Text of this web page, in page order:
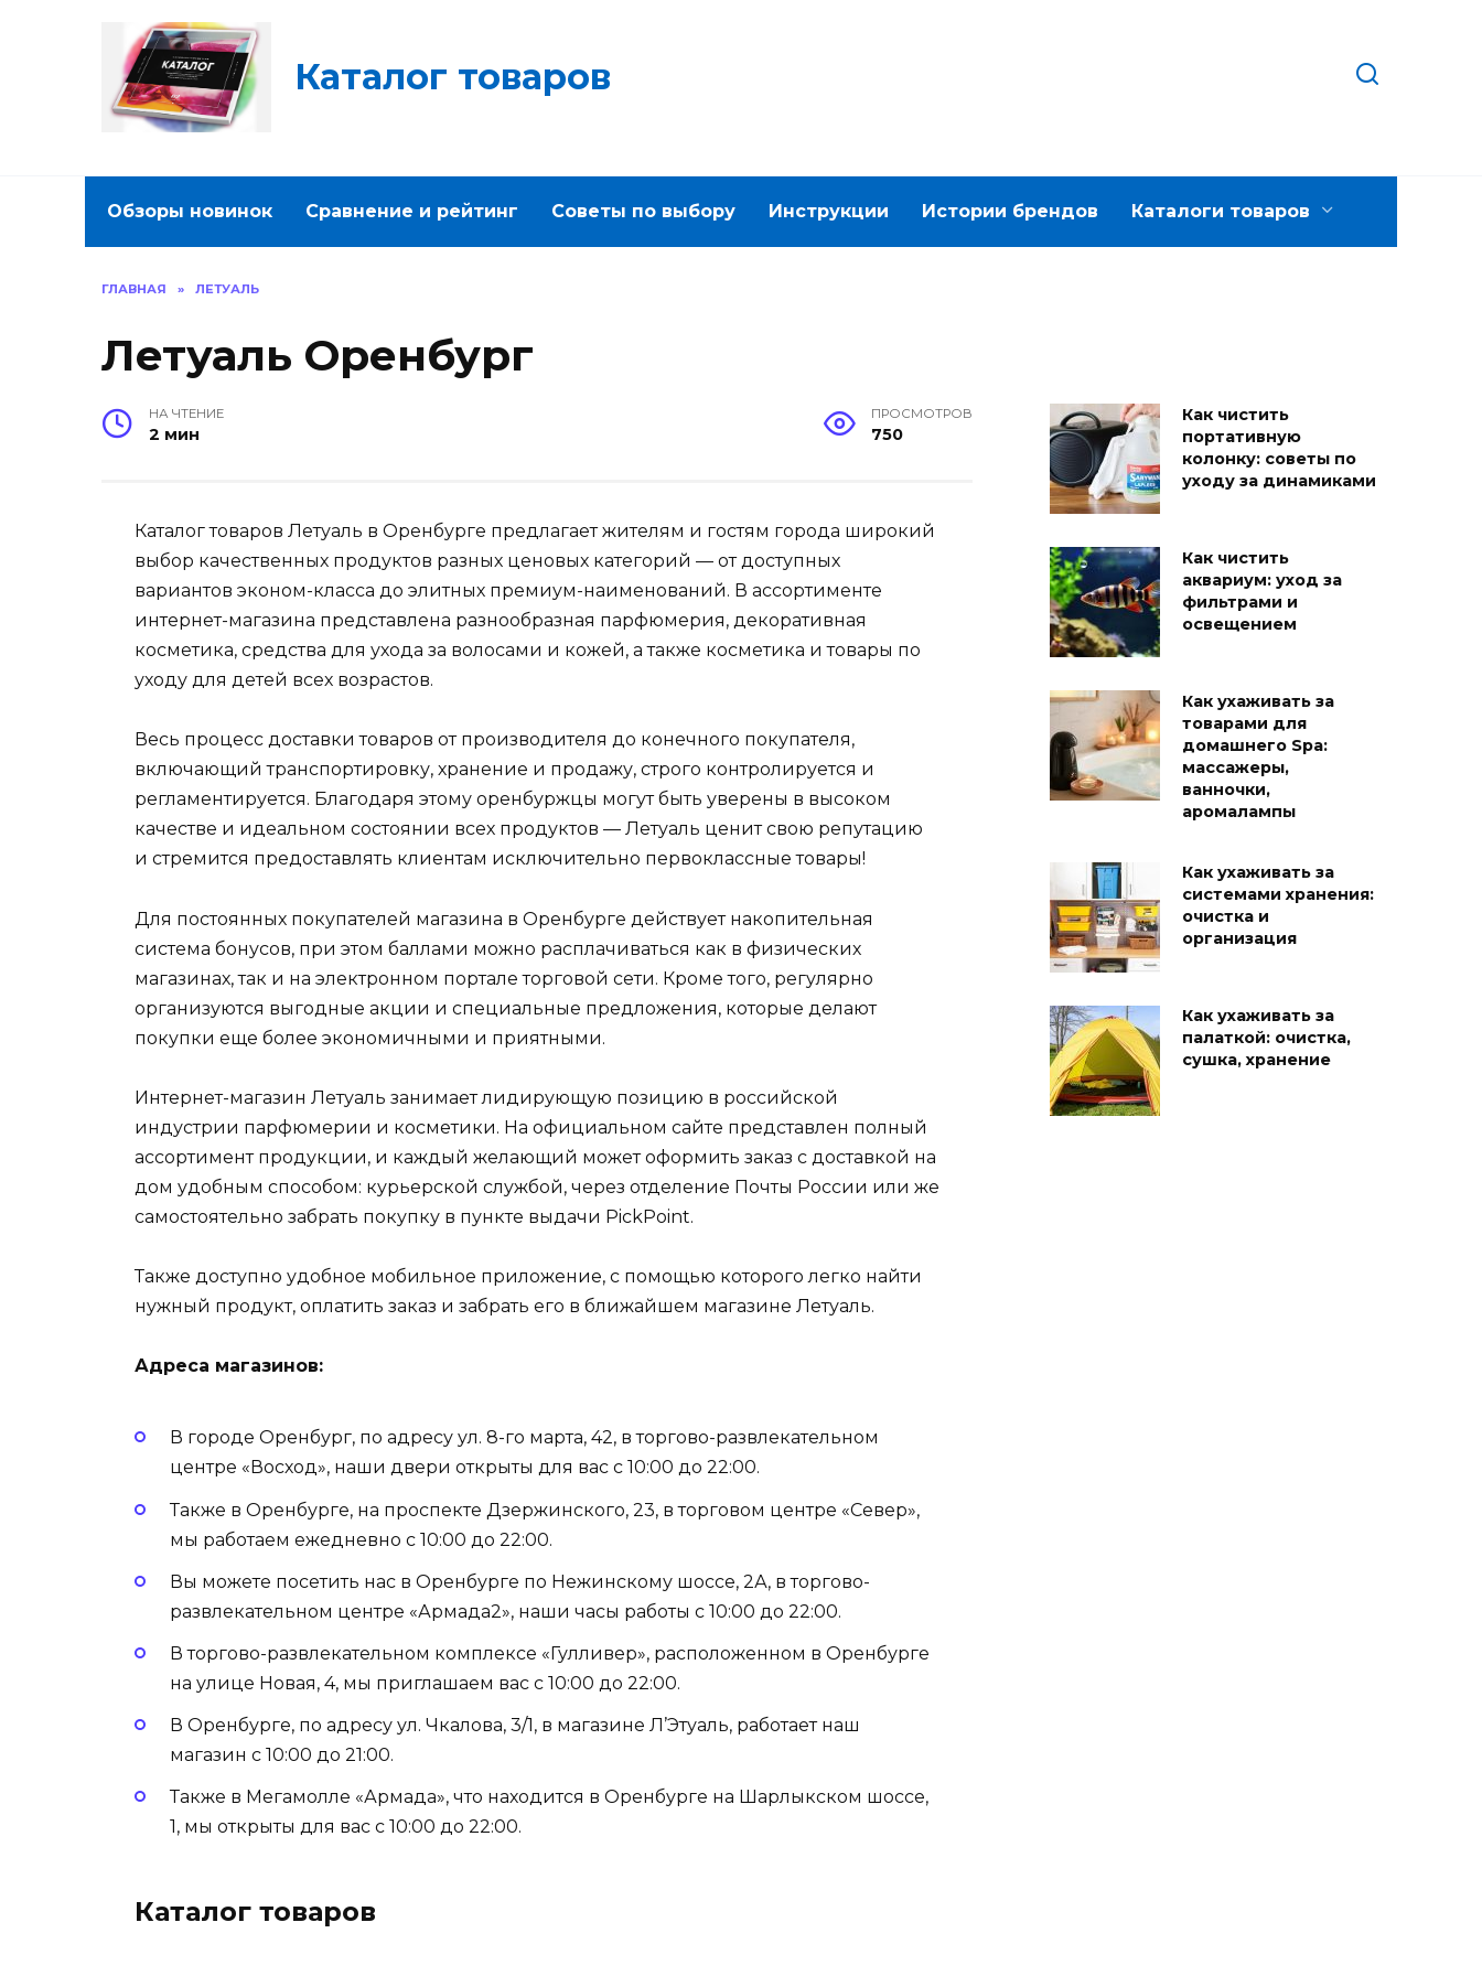
Каталог товаров
Обзоры новинок Сравнение и рейтинг Советы по выбору Инструкции Истории брендов Каталоги товаров
ГЛАВНАЯ » ЛЕТУАЛЬ
Летуаль Оренбург
НА ЧТЕНИЕ
2 мин
ПРОСМОТРОВ
750
Каталог товаров Летуаль в Оренбурге предлагает жителям и гостям города широкий
выбор качественных продуктов разных ценовых категорий — от доступных
вариантов эконом-класса до элитных премиум-наименований. В ассортименте
интернет-магазина представлена разнообразная парфюмерия, декоративная
косметика, средства для ухода за волосами и кожей, а также косметика и товары по
уходу для детей всех возрастов.
Весь процесс доставки товаров от производителя до конечного покупателя,
включающий транспортировку, хранение и продажу, строго контролируется и
регламентируется. Благодаря этому оренбуржцы могут быть уверены в высоком
качестве и идеальном состоянии всех продуктов — Летуаль ценит свою репутацию
и стремится предоставлять клиентам исключительно первоклассные товары!
Для постоянных покупателей магазина в Оренбурге действует накопительная
система бонусов, при этом баллами можно расплачиваться как в физических
магазинах, так и на электронном портале торговой сети. Кроме того, регулярно
организуются выгодные акции и специальные предложения, которые делают
покупки еще более экономичными и приятными.
Интернет-магазин Летуаль занимает лидирующую позицию в российской
индустрии парфюмерии и косметики. На официальном сайте представлен полный
ассортимент продукции, и каждый желающий может оформить заказ с доставкой на
дом удобным способом: курьерской службой, через отделение Почты России или же
самостоятельно забрать покупку в пункте выдачи PickPoint.
Также доступно удобное мобильное приложение, с помощью которого легко найти
нужный продукт, оплатить заказ и забрать его в ближайшем магазине Летуаль.
Адреса магазинов:
В городе Оренбург, по адресу ул. 8-го марта, 42, в торгово-развлекательном
центре «Восход», наши двери открыты для вас с 10:00 до 22:00.
Также в Оренбурге, на проспекте Дзержинского, 23, в торговом центре «Север»,
мы работаем ежедневно с 10:00 до 22:00.
Вы можете посетить нас в Оренбурге по Нежинскому шоссе, 2А, в торгово-
развлекательном центре «Армада2», наши часы работы с 10:00 до 22:00.
В торгово-развлекательном комплексе «Гулливер», расположенном в Оренбурге
на улице Новая, 4, мы приглашаем вас с 10:00 до 22:00.
В Оренбурге, по адресу ул. Чкалова, 3/1, в магазине Л’Этуаль, работает наш
магазин с 10:00 до 21:00.
Также в Мегамолле «Армада», что находится в Оренбурге на Шарлыкском шоссе,
1, мы открыты для вас с 10:00 до 22:00.
Каталог товаров
Как чистить
портативную
колонку: советы по
уходу за динамиками
Как чистить
аквариум: уход за
фильтрами и
освещением
Как ухаживать за
товарами для
домашнего Spa:
массажеры,
ванночки,
аромалампы
Как ухаживать за
системами хранения:
очистка и
организация
Как ухаживать за
палаткой: очистка,
сушка, хранение